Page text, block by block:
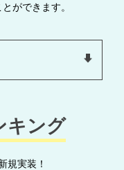
ができます。
キング
規実装！